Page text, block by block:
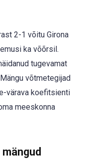
2-1 võitu Girona
ka võõrsil.
tugevamat
võtmetegijad
värava koefitsienti
meeskonna